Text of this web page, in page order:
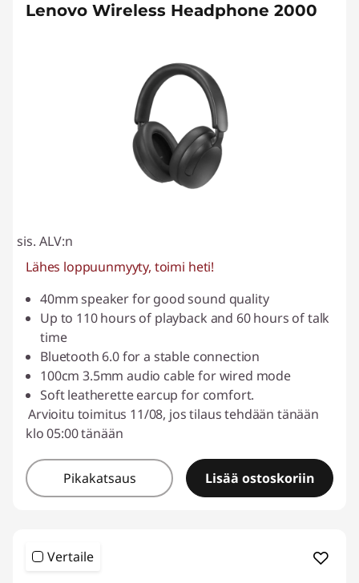
Lenovo Wireless Headphone 2000
sis. ALV:n
Lähes loppuunmyyty, toimi heti!
40mm speaker for good sound quality
Up to 110 hours of playback and 60 hours of talk
time
Bluetooth 6.0 for a stable connection
100cm 3.5mm audio cable for wired mode
Soft leatherette earcup for comfort.
Arvioitu toimitus 11/08, jos tilaus tehdään tänään
klo 05:00 tänään
Pikakatsaus Lisää ostoskoriin
Vertaile